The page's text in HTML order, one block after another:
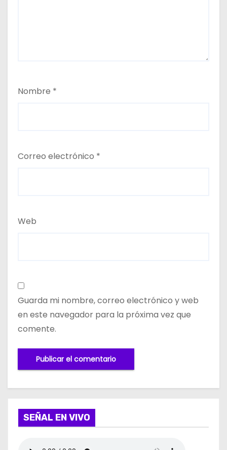
Nombre *
Correo electrónico *
Web
Guarda mi nombre, correo electrónico y web
en este navegador para la próxima vez que
comente.
SEÑAL EN VIVO